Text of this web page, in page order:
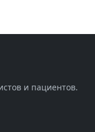
и пациентов.